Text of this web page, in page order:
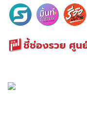
ชี้ช่องรวย ศูน
Search
for: